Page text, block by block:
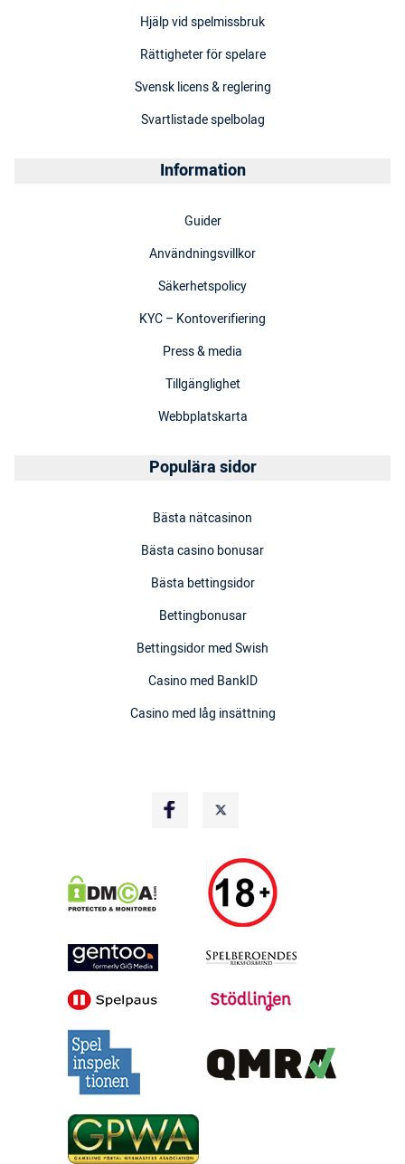
Hjälp vid spelmissbruk
Rättigheter för spelare
Svensk licens & reglering
Svartlistade spelbolag
Information
Guider
Användningsvillkor
Säkerhetspolicy
KYC – Kontoverifiering
Press & media
Tillgänglighet
Webbplatskarta
Populära sidor
Bästa nätcasinon
Bästa casino bonusar
Bästa bettingsidor
Bettingbonusar
Bettingsidor med Swish
Casino med BankID
Casino med låg insättning